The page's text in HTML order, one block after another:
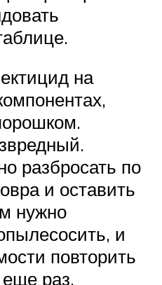
на
разбросать по
и оставить
нужно
и
повторить
раз.